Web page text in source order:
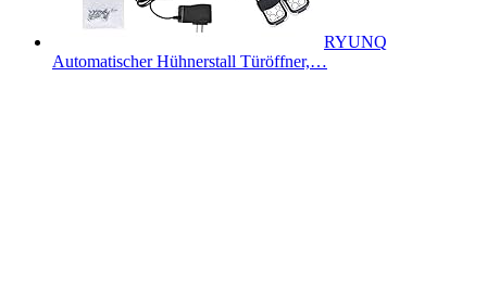
RYUNQ
Automatischer Hühnerstall Türöffner,…